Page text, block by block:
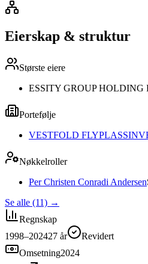
Eierskap & struktur
Største eiere
ESSITY GROUP HOLDING
Portefølje
VESTFOLD
Nøkkelroller
Per Christen Conradi Andersen
Se alle (11) →
Regnskap
1998–202427 år
Revidert
Omsetning2024